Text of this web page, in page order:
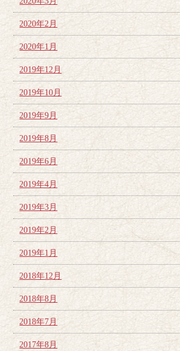
2020年2月
2020年1月
2019年12月
2019年10月
2019年9月
2019年8月
2019年6月
2019年4月
2019年3月
2019年2月
2019年1月
2018年12月
2018年8月
2018年7月
2017年8月